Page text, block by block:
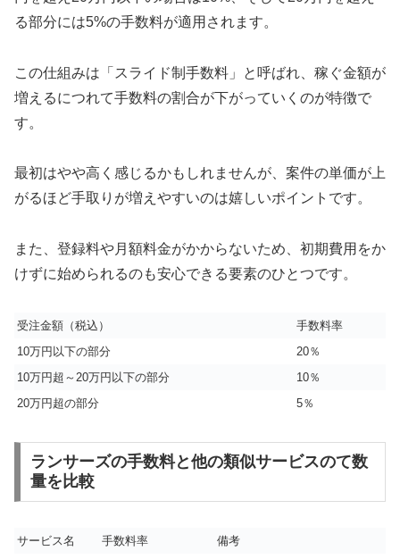
る部分には5%の手数料が適用されます。
この仕組みは「スライド制手数料」と呼ばれ、稼ぐ金額が
増えるにつれて手数料の割合が下がっていくのが特徴で
す。
最初はやや高く感じるかもしれませんが、案件の単価が上
がるほど手取りが増えやすいのは嬉しいポイントです。
また、登録料や月額料金がかからないため、初期費用をか
けずに始められるのも安心できる要素のひとつです。
受注金額（税込）
手数料率
10万円以下の部分
20％
10万円超～20万円以下の部分
10％
20万円超の部分
5％
ランサーズの手数料と他の類似サービスのて数
量を比較
サービス名 手数料率 備考